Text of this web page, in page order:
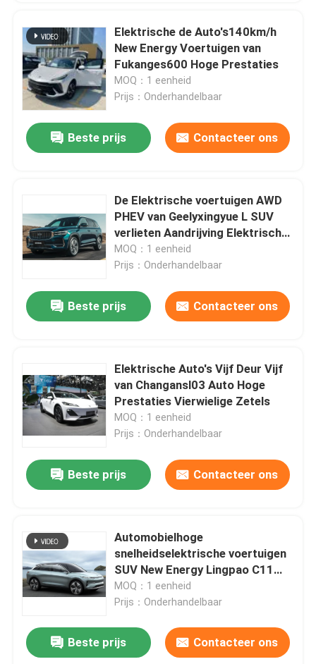
Grote Elektrische Auto's
De Vriendschappelijke Elektrische Auto's van ECO
Middelgrote Elektrische Auto's
Hoge Prestaties Elektrische Auto's
Lange afstandev Auto's
Miniev-Auto's
Aandrijvings Elektrische Auto's met 4 wielen
Bevoorradingsapparatuur voor elektrische voertuigen
De Voertuigen van tweede Handoff road
Elektrische de Auto's140km/h
New Energy Voertuigen van
Fukanges600 Hoge Prestaties
MOQ：1 eenheid
Prijs：Onderhandelbaar
Beste prijs Contacteer ons
De Elektrische voertuigen AWD
PHEV van Geelyxingyue L SUV
verlieten Aandrijving Elektrische
Auto 215km/h
MOQ：1 eenheid
Prijs：Onderhandelbaar
Beste prijs Contacteer ons
Elektrische Auto's Vijf Deur Vijf
van Changansl03 Auto Hoge
Prestaties Vierwielige Zetels
MOQ：1 eenheid
Prijs：Onderhandelbaar
Beste prijs Contacteer ons
Automobielhoge
snelheidselektrische voertuigen
SUV New Energy Lingpao C11
voor Volwassenen
MOQ：1 eenheid
Prijs：Onderhandelbaar
Beste prijs Contacteer ons